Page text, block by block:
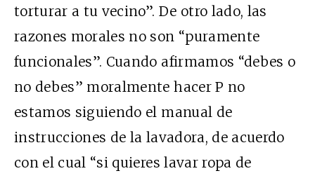
torturar a tu vecino”. De otro lado, las
razones morales no son “puramente
funcionales”. Cuando afirmamos “debes o
no debes” moralmente hacer P no
estamos siguiendo el manual de
instrucciones de la lavadora, de acuerdo
con el cual “si quieres lavar ropa de